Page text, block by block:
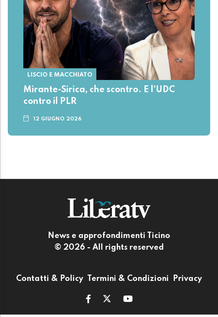
LISCIO E MACCHIATO
Mirante-Sirica, che scontro. E l'UDC
contro il PLR
12 GIUGNO 2026
News e approfondimenti Ticino
© 2026 - All rights reserved
Contatti & Policy Termini & Condizioni Privacy